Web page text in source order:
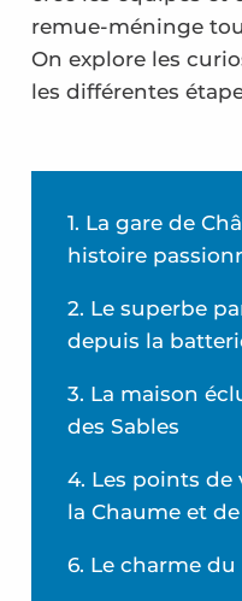
remue-méninge
On explore les
les différentes
1. La gare de
histoire
2. Le superbe
depuis la
3. La maison
des Sables
4. Les points de
la Chaume et
6. Le charme